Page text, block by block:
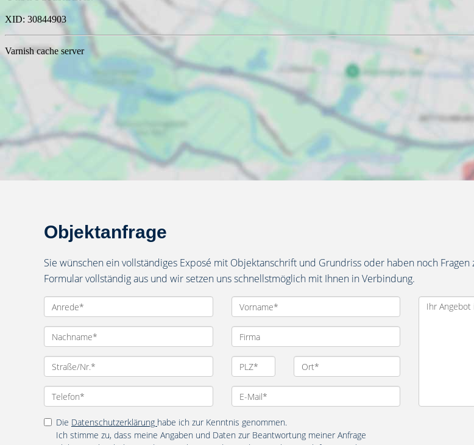
Objektanfrage
Sie wünschen ein vollständiges Exposé mit Objektanschrift und Grundriss oder haben noch
Formular vollständig aus und wir setzen uns schnellstmöglich mit Ihnen in Verbindung.
Die Datenschutzerklärung habe ich zur Kenntnis genommen.
Ich stimme zu, dass meine Angaben und Daten zur Beantwortung meiner Anfrage